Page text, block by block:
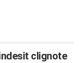
clignote